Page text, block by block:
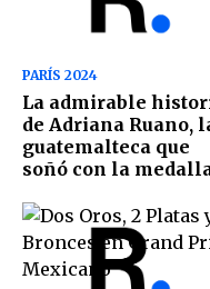
PARÍS 2024
La admirable
de Adriana Ruano,
guatemalteca que
soñó con la